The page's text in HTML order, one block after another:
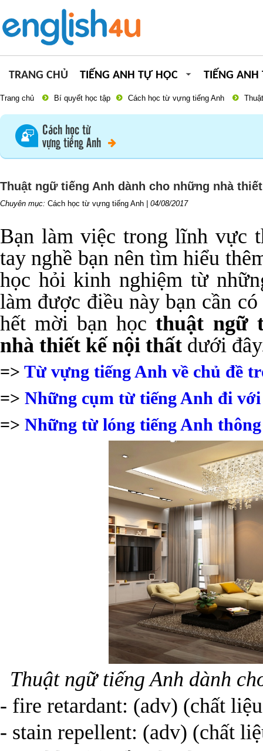
TRANG CHỦ TIẾNG ANH TỰ HỌC TIẾNG ANH
Trang chủ Bí quyết học tập Cách học từ vựng tiếng Anh
Cách học từ
vựng tiếng Anh
Thuật ngữ tiếng Anh dành cho những nhà
Chuyên mục: Cách học từ vựng tiếng Anh 04/08/2017
Bạn làm việc trong lĩnh vực
tay nghề bạn nên tìm hiểu
học hỏi kinh nghiệm từ
làm được điều này bạn cần
hết mời bạn họcthuật ngữ
nhà thiết kế nội thất dưới
=> Từ vựng tiếng Anh về chủ đề
=> Những cụm từ tiếng Anh đi
=> Những từ lóng tiếng Anh
Thuật ngữ tiếng Anh dành
- fire retardant: (adv) (chất
- stain repellent: (adv) (chất